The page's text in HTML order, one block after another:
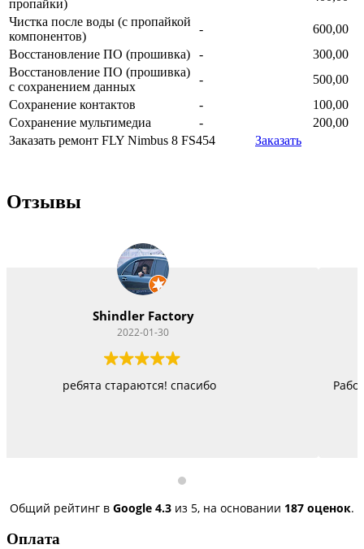
пропайки)
Чистка после воды (с пропайкой
компонентов)
-
600,00
Восстановление ПО (прошивка)
-
300,00
Восстановление ПО (прошивка)
с сохранением данных
-
500,00
Сохранение контактов
-
100,00
Сохранение мультимедиа
-
200,00
Заказать ремонт FLY Nimbus 8 FS454
Заказать
Отзывы
Vitacom Xpert
Работают как черти, стараются изо всех сил, правда не
Общий рейтинг в Google 4.3 из 5, на основании 187 оценок.
Оплата